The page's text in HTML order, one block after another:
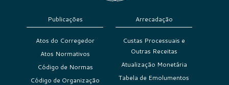
Publicações
Atos do Corregedor
Atos Normativos
Código de Normas
Código de Organização
Arrecadação
Custas Processuais e
Outras Receitas
Atualização Monetária
Tabela de Emolumentos